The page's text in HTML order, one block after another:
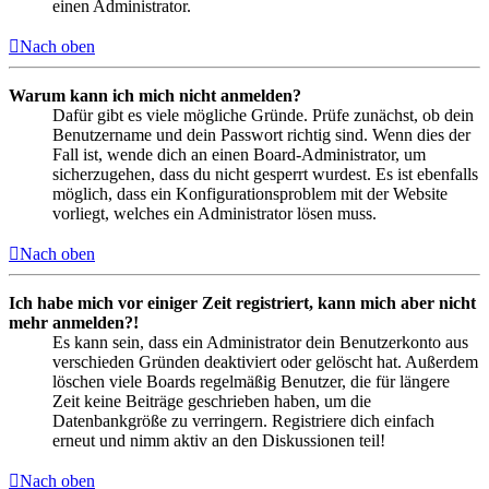
einen Administrator.
Nach oben
Warum kann ich mich nicht anmelden?
Dafür gibt es viele mögliche Gründe. Prüfe zunächst, ob dein
Benutzername und dein Passwort richtig sind. Wenn dies der
Fall ist, wende dich an einen Board-Administrator, um
sicherzugehen, dass du nicht gesperrt wurdest. Es ist ebenfalls
möglich, dass ein Konfigurationsproblem mit der Website
vorliegt, welches ein Administrator lösen muss.
Nach oben
Ich habe mich vor einiger Zeit registriert, kann mich aber nicht
mehr anmelden?!
Es kann sein, dass ein Administrator dein Benutzerkonto aus
verschieden Gründen deaktiviert oder gelöscht hat. Außerdem
löschen viele Boards regelmäßig Benutzer, die für längere
Zeit keine Beiträge geschrieben haben, um die
Datenbankgröße zu verringern. Registriere dich einfach
erneut und nimm aktiv an den Diskussionen teil!
Nach oben